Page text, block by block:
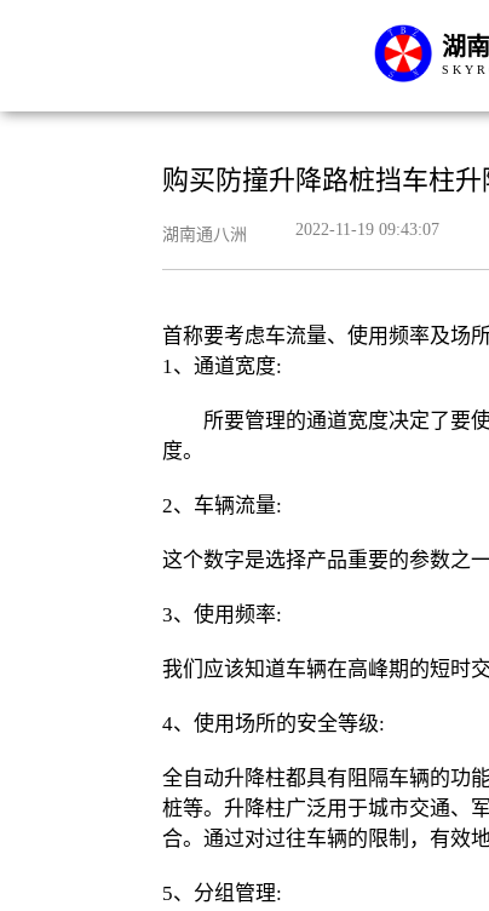
湖
S K Y R
购买防撞升降路桩挡车柱
湖南通八洲 2022-11-19 09:43:07
首称要考虑车流量、使用频率及场所
1、通道宽度:
所要管理的通道宽度决定了要使
度。
2、车辆流量:
这个数字是选择产品重要的参数之
3、使用频率:
我们应该知道车辆在高峰期的短时交
4、使用场所的安全等级:
全自动升降柱都具有阻隔车辆的功
桩等。升降柱广泛用于城市交通、
合。通过对过往车辆的限制，有效
5、分组管理: